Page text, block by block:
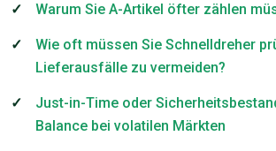
Warum Sie A-Artikel öfter zählen
Wie oft müssen Sie Schnelldreher
Lieferausfälle zu vermeiden?
Just-in-Time oder
Balance bei volatilen Märkten